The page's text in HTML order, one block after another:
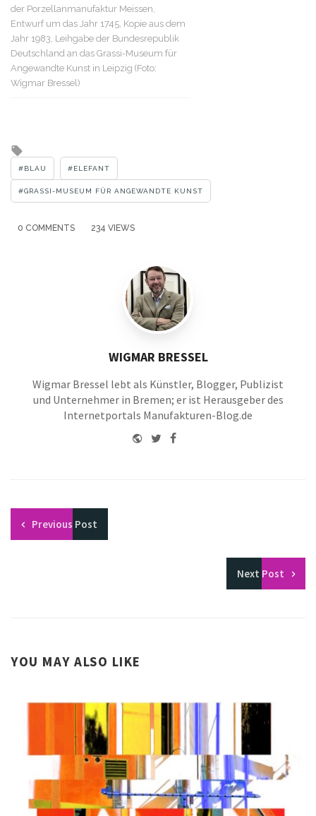
der Porzellanmanufaktur Meissen,
Entwurf um das Jahr 1745, Kopie aus dem
Jahr 1983, Leihgabe der Bundesrepublik
Deutschland an das Grassi-Museum für
Angewandte Kunst in Leipzig (Foto:
Wigmar Bressel)
with
BLAU ELEFANT
GRASSI-MUSEUM FÜR ANGEWANDTE KUNST
0 COMMENTS 234 VIEWS
WIGMAR BRESSEL
Wigmar Bressel lebt als Künstler, Blogger, Publizist
und Unternehmer in Bremen; er ist Herausgeber des
Internetportals Manufakturen-Blog.de
WebsiteTwitterFacebook
Previous Post
Next Post
YOU MAY ALSO LIKE